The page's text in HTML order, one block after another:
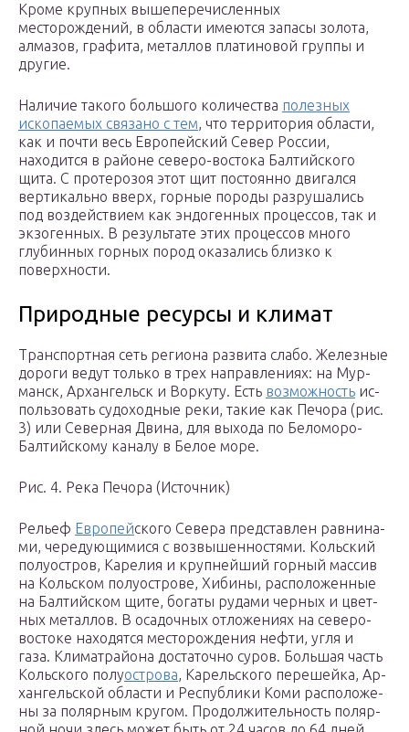
Кроме крупных вышеперечисленных
месторождений, в области имеются запасы золота,
алмазов, графита, металлов платиновой группы и
другие.
Наличие такого большого количества полезных
ископаемых связано с тем, что территория области,
как и почти весь Европейский Север России,
находится в районе северо-востока Балтийского
щита. С протерозоя этот щит постоянно двигался
вертикально вверх, горные породы разрушались
под воздействием как эндогенных процессов, так и
экзогенных. В результате этих процессов много
глубинных горных пород оказались близко к
поверхности.
Природные ресурсы и климат
Транс­порт­ная сеть ре­ги­о­на раз­ви­та слабо. Же­лез­ные
до­ро­ги ведут толь­ко в трех на­прав­ле­ни­ях: на Мур­
манск, Ар­хан­гельск и Вор­ку­ту. Есть воз­мож­ность ис­
поль­зо­вать су­до­ход­ные реки, такие как Пе­чо­ра (рис.
3) или Се­вер­ная Двина, для вы­хо­да по Бе­ло­мо­ро-
Бал­тий­ско­му ка­на­лу в Белое море.
Рис. 4. Река Пе­чо­ра (Ис­точ­ник)
Ре­льеф Ев­ро­пей­ско­го Се­ве­ра пред­став­лен рав­ни­на­
ми, че­ре­ду­ю­щи­ми­ся с воз­вы­шен­но­стя­ми. Коль­ский
по­лу­ост­ров, Ка­ре­лия и круп­ней­ший гор­ный мас­сив
на Коль­ском по­лу­ост­ро­ве, Хи­би­ны, рас­по­ло­жен­ные
на Бал­тий­ском щите, бо­га­ты ру­да­ми чер­ных и цвет­
ных ме­тал­лов. В оса­доч­ных от­ло­же­ни­ях на се­ве­ро-
во­сто­ке на­хо­дят­ся ме­сто­рож­де­ния нефти, угля и
газа. Кли­матрай­о­на до­ста­точ­но суров. Боль­шая часть
Коль­ско­го по­лу­ост­ро­ва, Ка­рель­ско­го пе­ре­шей­ка, Ар­
хан­гель­ской об­ла­сти и Рес­пуб­ли­ки Коми рас­по­ло­же­
ны за по­ляр­ным кру­гом. Про­дол­жи­тель­ность по­ляр­